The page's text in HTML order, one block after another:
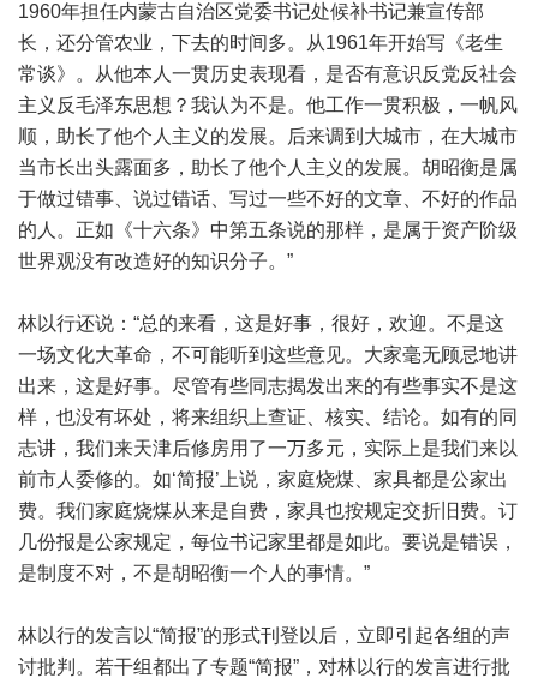
1960年担任内蒙古自治区党委书记处候补书记兼宣传部
长，还分管农业，下去的时间多。从1961年开始写《老生
常谈》。从他本人一贯历史表现看，是否有意识反党反社会
主义反毛泽东思想？我认为不是。他工作一贯积极，一帆风
顺，助长了他个人主义的发展。后来调到大城市，在大城市
当市长出头露面多，助长了他个人主义的发展。胡昭衡是属
于做过错事、说过错话、写过一些不好的文章、不好的作品
的人。正如《十六条》中第五条说的那样，是属于资产阶级
世界观没有改造好的知识分子。”
林以行还说：“总的来看，这是好事，很好，欢迎。不是这
一场文化大革命，不可能听到这些意见。大家毫无顾忌地讲
出来，这是好事。尽管有些同志揭发出来的有些事实不是这
样，也没有坏处，将来组织上查证、核实、结论。如有的同
志讲，我们来天津后修房用了一万多元，实际上是我们来以
前市人委修的。如‘简报’上说，家庭烧煤、家具都是公家出
费。我们家庭烧煤从来是自费，家具也按规定交折旧费。订
几份报是公家规定，每位书记家里都是如此。要说是错误，
是制度不对，不是胡昭衡一个人的事情。”
林以行的发言以“简报”的形式刊登以后，立即引起各组的声
讨批判。若干组都出了专题“简报”，对林以行的发言进行批